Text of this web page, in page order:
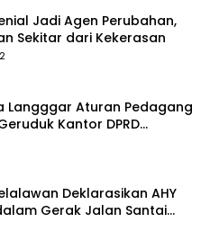
Jadi Agen Perubahan,
Sekitar dari Kekerasan
Langggar Aturan Pedagang
Kantor DPRD
Deklarasikan AHY
Gerak Jalan Santai